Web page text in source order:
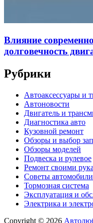
Влияние
долговечность
Рубрики
Автоаксессуары и
Автоновости
Двигатель и
Диагностика авто
Кузовной ремонт
Обзоры и выбор
Обзоры моделей
Подвеска и рулевое
Ремонт своими
Советы
Тормозная система
Эксплуатация и
Электрика и
Copyright © 2026